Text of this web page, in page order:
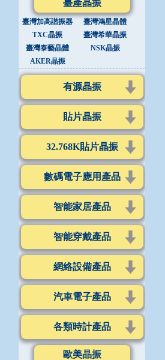
臺產晶振
臺灣加高諧振器
臺灣鴻星晶體
TXC晶振
臺灣希華晶振
臺灣泰藝晶體
NSK晶振
AKER晶振
有源晶振
貼片晶振
32.768K貼片晶振
數碼電子應用產品
智能家居產品
智能穿戴產品
網絡設備產品
汽車電子產品
各類時計產品
歐美晶振